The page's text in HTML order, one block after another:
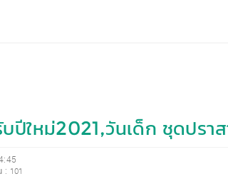
ปีใหม่2021,วันเด็ก ชุดปรา
: 101